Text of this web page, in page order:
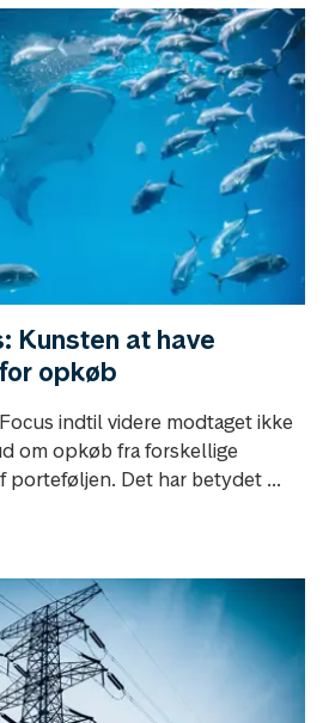
Kunsten at have
opkøb
indtil videre modtaget ikke
om opkøb fra forskellige
porteføljen. Det har betydet ...